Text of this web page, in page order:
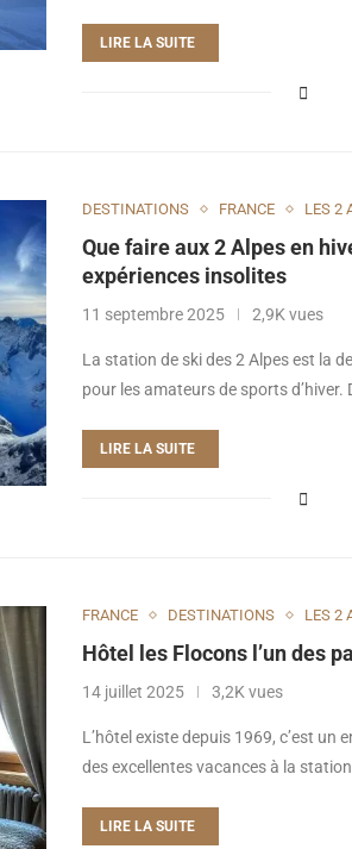
LIRE LA SUITE
DESTINATIONS FRANCE LES 2
Que faire aux 2 Alpes en
expériences insolites
11 septembre 2025 2,9K vues
La station de ski des 2 Alpes est la
pour les amateurs de sports d’hiver.
LIRE LA SUITE
FRANCE DESTINATIONS LES 2
Hôtel les Flocons l’un des
14 juillet 2025 3,2K vues
L’hôtel existe depuis 1969, c’est un
des excellentes vacances à la
LIRE LA SUITE